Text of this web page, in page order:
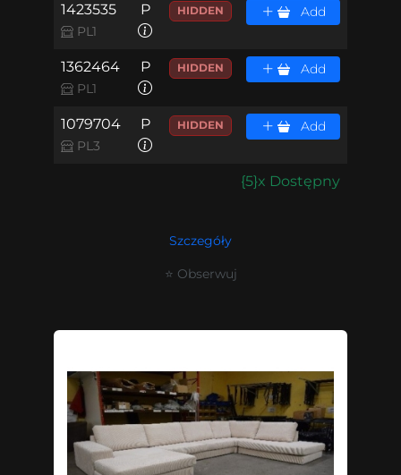
1423535
PL1
P HIDDEN Add
1362464
PL1
P HIDDEN Add
1079704
PL3
P HIDDEN Add
{5}x Dostępny
Szczegóły
⭐ Obserwuj